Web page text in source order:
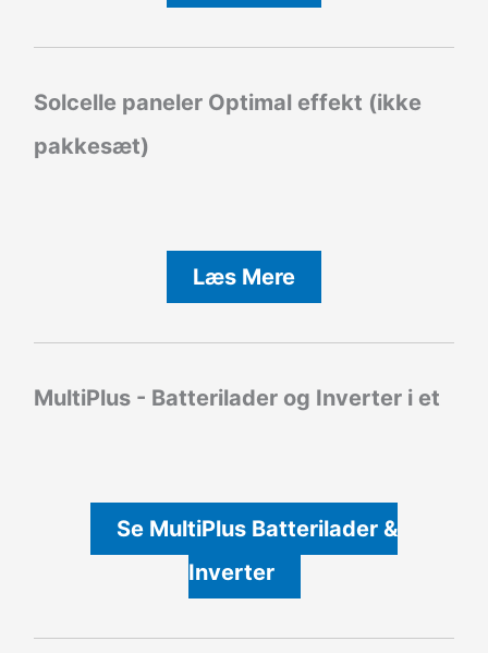
Solcelle paneler Optimal effekt (ikke
pakkesæt)
Læs Mere
MultiPlus - Batterilader og Inverter i et
Se MultiPlus Batterilader &
Inverter